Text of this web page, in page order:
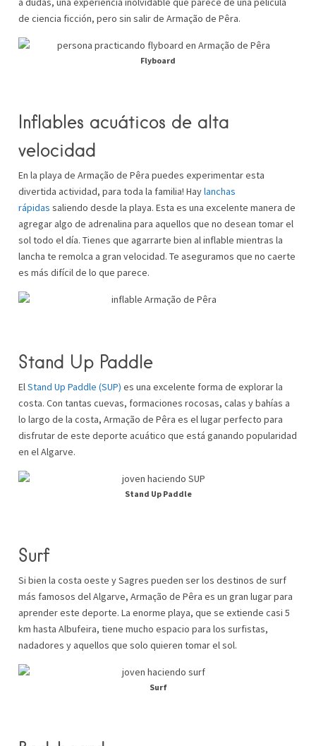
de ciencia ficción, pero sin salir de Armação de Pêra.
Flyboard
Inflables acuáticos de alta
velocidad
En la playa de Armação de Pêra puedes experimentar esta
divertida actividad, para toda la familia! Haylanchas
rápidas saliendo desde la playa. Esta es una excelente manera de
agregar algo de adrenalina para aquellos que no desean tomar el
sol todo el día. Tienes que agarrarte bien al inflable mientras la
lancha te remolca a gran velocidad. Te aseguramos que no caerte
es más difícil de lo que parece.
Stand Up Paddle
ElStand Up Paddle (SUP) es una excelente forma de explorar la
costa. Con tantas cuevas, formaciones rocosas, calas y bahías a
lo largo de la costa, Armação de Pêra es el lugar perfecto para
disfrutar de este deporte acuático que está ganando popularidad
en el Algarve.
Stand Up Paddle
Surf
Si bien la costa oeste y Sagres pueden ser los destinos de surf
más famosos del Algarve, Armação de Pêra es un gran lugar para
aprender este deporte. La enorme playa, que se extiende casi 5
km hasta Albufeira, tiene mucho espacio para los surfistas,
nadadores y aquellos que solo quieren tomar el sol.
Surf